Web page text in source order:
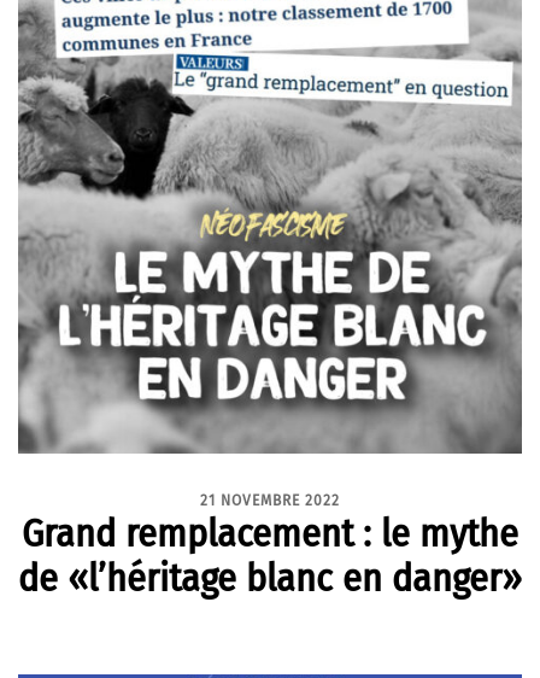
21 NOVEMBRE 2022
Grand remplacement : le mythe
de «l’héritage blanc en danger»